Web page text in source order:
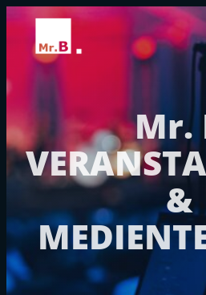
Zum
Inhalt
springen
Mr.
&